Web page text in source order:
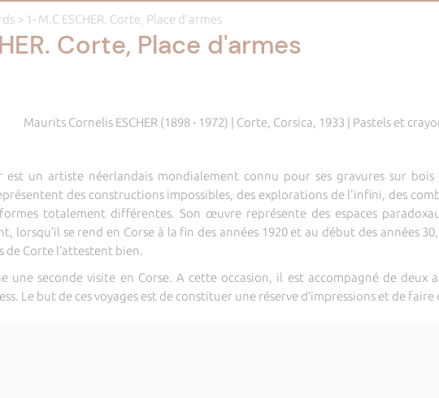
> 1- M.C ESCHER. Corte, Place d'armes
Corte, Place d'armes
Maurits Cornelis ESCHER (1898 - 1972) | Corte, Corsica, 1933 | Pastels et
est un artiste néerlandais mondialement connu pour ses gravures sur
des constructions impossibles, des explorations de l'infini, des
totalement différentes. Son œuvre représente des espaces
lorsqu’il se rend en Corse à la fin des années 1920 et au début des années
de Corte l’attestent bien.
une seconde visite en Corse. A cette occasion, il est accompagné de deux
Le but de ces voyages est de constituer une réserve d’impressions et de faire